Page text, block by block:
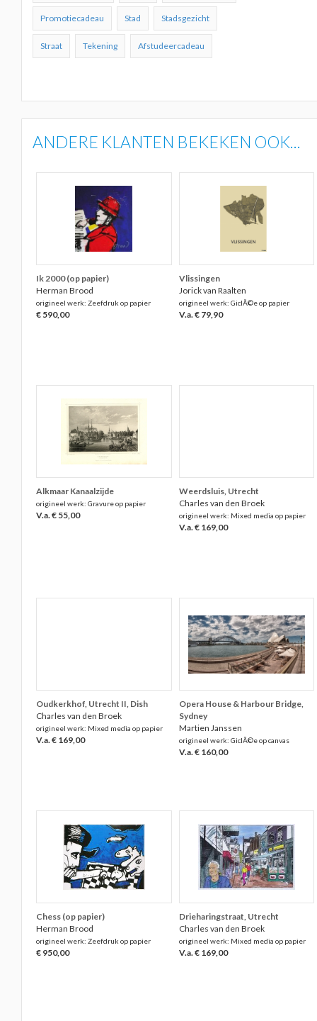
Promotiecadeau Stad Stadsgezicht
Straat Tekening Afstudeercadeau
ANDERE KLANTEN BEKEKEN OOK...
Ik 2000 (op papier)
Herman Brood
origineel werk: Zeefdruk op papier
€ 590,00
Vlissingen
Jorick van Raalten
origineel werk: GiclÃ©e op papier
V.a. € 79,90
Alkmaar Kanaalzijde
origineel werk: Gravure op papier
V.a. € 55,00
Weerdsluis, Utrecht
Charles van den Broek
origineel werk: Mixed media op papier
V.a. € 169,00
Oudkerkhof, Utrecht II, Dish
Charles van den Broek
origineel werk: Mixed media op papier
V.a. € 169,00
Opera House & Harbour Bridge,
Sydney
Martien Janssen
origineel werk: GiclÃ©e op canvas
V.a. € 160,00
Chess (op papier)
Herman Brood
origineel werk: Zeefdruk op papier
€ 950,00
Drieharingstraat, Utrecht
Charles van den Broek
origineel werk: Mixed media op papier
V.a. € 169,00